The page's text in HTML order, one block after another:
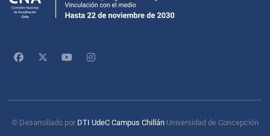
© Desarrollado por DTI UdeC Campus Chillán Universidad de Concepción